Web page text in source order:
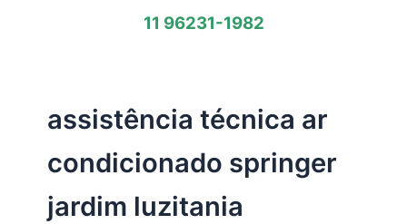
11 96231-1982
assistência técnica ar
condicionado springer
jardim luzitania